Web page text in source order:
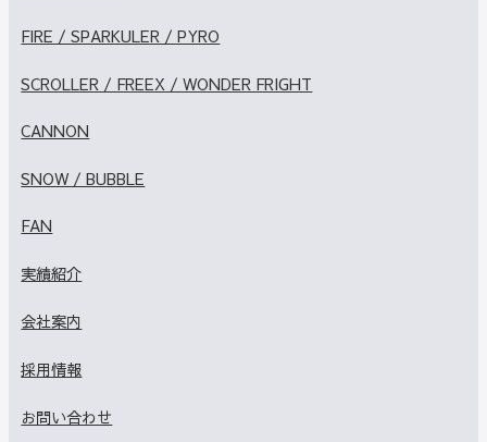
FIRE / SPARKULER / PYRO
SCROLLER / FREEX / WONDER FRIGHT
CANNON
SNOW / BUBBLE
FAN
実績紹介
会社案内
採用情報
お問い合わせ